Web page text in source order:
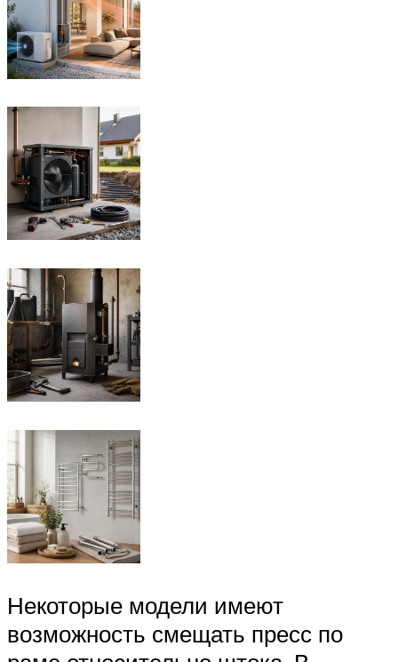
Некоторые модели имеют
возможность смещать пресс по